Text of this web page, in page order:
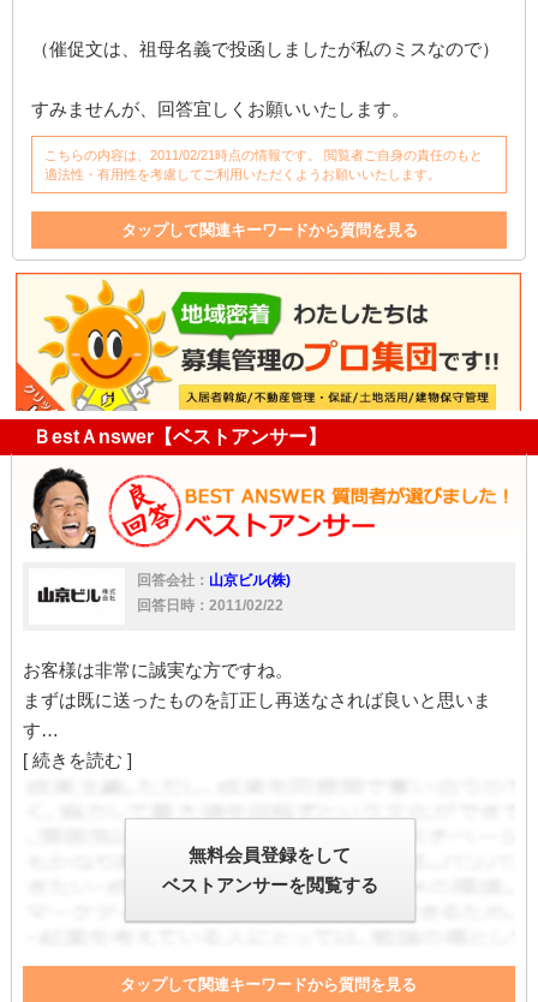
（催促文は、祖母名義で投函しましたが私のミスなので）
すみませんが、回答宜しくお願いいたします。
こちらの内容は、2011/02/21時点の情報です。 閲覧者ご自身の責任のもと
適法性・有用性を考慮してご利用いただくようお願いいたします。
タップして関連キーワードから質問を見る
家賃滞納 滞納 催促 大家 直接
マンション
滞納者
家 家賃 名義 ネット
賃料
ＢestＡnswer【ベストアンサー】
回答会社： 山京ビル(株)
回答日時：2011/02/22
お客様は非常に誠実な方ですね。
まずは既に送ったものを訂正し再送なされば良いと思いま
す…
[ 続きを読む ]
無料会員登録をして
ベストアンサーを閲覧する
タップして関連キーワードから質問を見る